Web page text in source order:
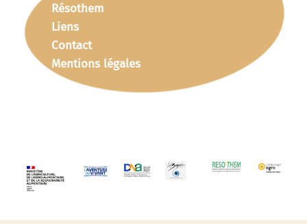
Résothem
Liens
Contact
Mentions légales